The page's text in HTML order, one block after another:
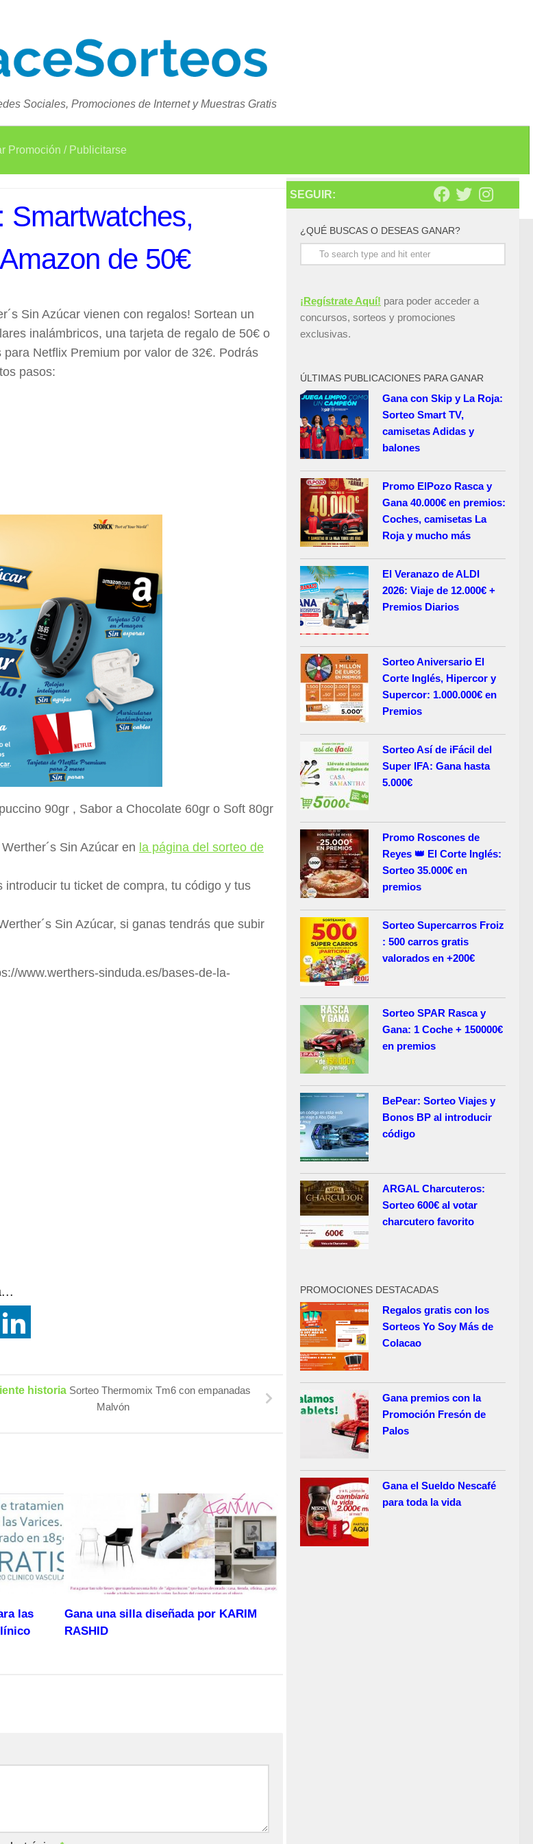
Sociales, Promociones de Internet y Muestras Gratis
Promoción / Publicitarse
Smartwatches,
de 50€
Sin Azúcar vienen con regalos! Sortean un
inalámbricos, una tarjeta de regalo de 50€ o
Netflix Premium por valor de 32€. Podrás
pasos:
90gr , Sabor a Chocolate 60gr o Soft 80gr
Sin Azúcar en la página del sorteo de
tu ticket de compra, tu código y tus
Sin Azúcar, si ganas tendrás que subir
www.werthers-sinduda.es/bases-de-la-
historia Sorteo Thermomix Tm6 con empanadas
Malvón
las
Gana una silla diseñada por KARIM
RASHID
SEGUIR:
¿QUÉ BUSCAS O DESEAS GANAR?
¡Regístrate Aquí! para poder acceder a
concursos, sorteos y promociones
exclusivas.
ÚLTIMAS PUBLICACIONES PARA GANAR
Gana con Skip y La Roja:
Sorteo Smart TV,
camisetas Adidas y
balones
Promo ElPozo Rasca y
Gana 40.000€ en premios:
Coches, camisetas La
Roja y mucho más
El Veranazo de ALDI
2026: Viaje de 12.000€ +
Premios Diarios
Sorteo Aniversario El
Corte Inglés, Hipercor y
Supercor: 1.000.000€ en
Premios
Sorteo Así de iFácil del
Super IFA: Gana hasta
5.000€
Promo Roscones de
Reyes 👑 El Corte Inglés:
Sorteo 35.000€ en
premios
Sorteo Supercarros Froiz
: 500 carros gratis
valorados en +200€
Sorteo SPAR Rasca y
Gana: 1 Coche + 150000€
en premios
BePear: Sorteo Viajes y
Bonos BP al introducir
código
ARGAL Charcuteros:
Sorteo 600€ al votar
charcutero favorito
PROMOCIONES DESTACADAS
Regalos gratis con los
Sorteos Yo Soy Más de
Colacao
Gana premios con la
Promoción Fresón de
Palos
Gana el Sueldo Nescafé
para toda la vida